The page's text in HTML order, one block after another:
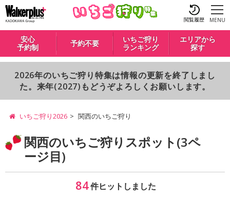
閲覧履歴 MENU
安心
予約制
予約不要
いちご狩り
ランキング
エリアから
探す
2026年のいちご狩り特集は情報の更新を終了しまし
た。来年(2027)もどうぞよろしくお願いします。
いちご狩り2026 関西のいちご狩り
関西のいちご狩りスポット(3ペ
ージ目)
84件ヒットしました